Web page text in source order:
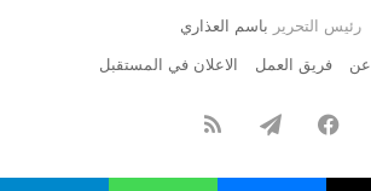
رئيس التحرير باسم العذاري
عن فريق العمل الاعلان في المستقبل
فيسبوك تيلقرام
الموقع